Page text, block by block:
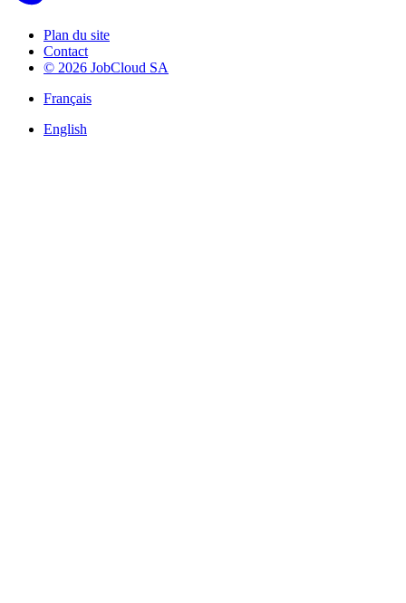
Plan du site
Contact
© 2026 JobCloud SA
Français
English